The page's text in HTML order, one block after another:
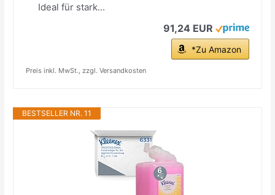
Ideal für stark...
91,24 EUR
*Zu Amazon
Preis inkl. MwSt., zzgl. Versandkosten
BESTSELLER NR. 11